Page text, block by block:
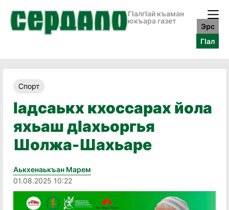
ГӀалгӀай къаман
юкъара газет
Эрс
ГӀал
Спорт
Ӏадсаькх кхоссарах йола
яхьаш дӀахьоргья
Шолжа-Шахьаре
Аькхенаькъан Марем
01.08.2025 10:22